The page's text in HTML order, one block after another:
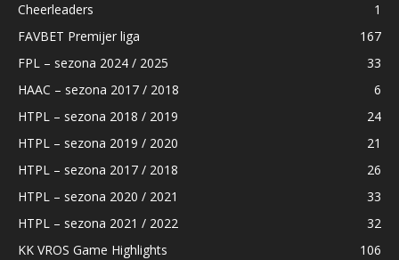
Cheerleaders
1
FAVBET Premijer liga
167
FPL – sezona 2024 / 2025
33
HAAC – sezona 2017 / 2018
6
HTPL – sezona 2018 / 2019
24
HTPL – sezona 2019 / 2020
21
HTPL – sezona 2017 / 2018
26
HTPL – sezona 2020 / 2021
33
HTPL – sezona 2021 / 2022
32
KK VROS Game Highlights
106